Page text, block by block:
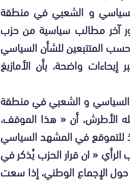
السياسي و الشعبي في منطقة
آخر مطالب سياسية من حزب
المتتبعين للشأن السياسي
واضحة، بأن الأمازيغ
السياسي و الشعبي في منطقة
الأطرش، أن « هذا الموقف،
في المشهد السياسي
2019 ». ويضيف صاحب الرأي « ان قرار الحزب يُذكر في
الإجماع الوطني، إذا سعت